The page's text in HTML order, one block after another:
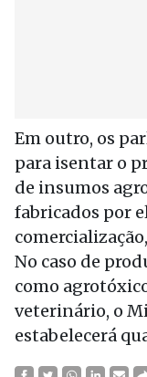
Em outro, os
para isentar o
de insumos
fabricados por
No caso de
como
veterinário, o
estabelecerá